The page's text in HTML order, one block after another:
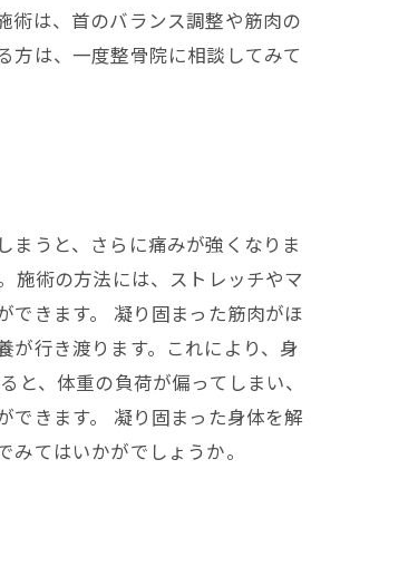
術は、首のバランス調整や筋肉の
方は、一度整骨院に相談してみて
まうと、さらに痛みが強くなりま
施術の方法には、ストレッチやマ
できます。 凝り固まった筋肉がほ
が行き渡ります。これにより、身
、体重の負荷が偏ってしまい、
できます。 凝り固まった身体を解
てはいかがでしょうか。